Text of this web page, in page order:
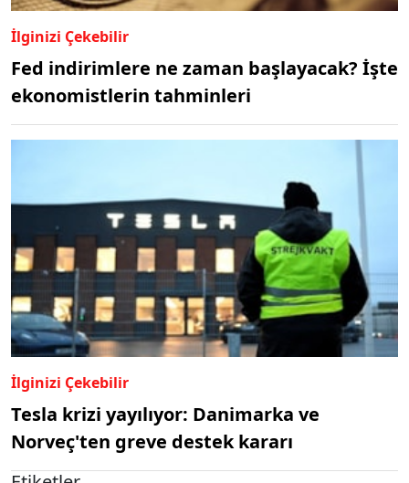
İlginizi Çekebilir
Fed indirimlere ne zaman başlayacak? İşte
ekonomistlerin tahminleri
İlginizi Çekebilir
Tesla krizi yayılıyor: Danimarka ve
Norveç'ten greve destek kararı